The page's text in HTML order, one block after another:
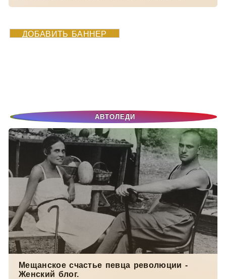
ДОБАВИТЬ БАННЕР
АВТОЛЕДИ
Мещанское счастье певца революции -
Женский блог.